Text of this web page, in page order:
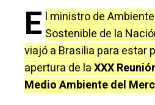
E l ministro de
Sostenible de la
viajó a Brasilia para estar
apertura de laXXX
Medio Ambiente del